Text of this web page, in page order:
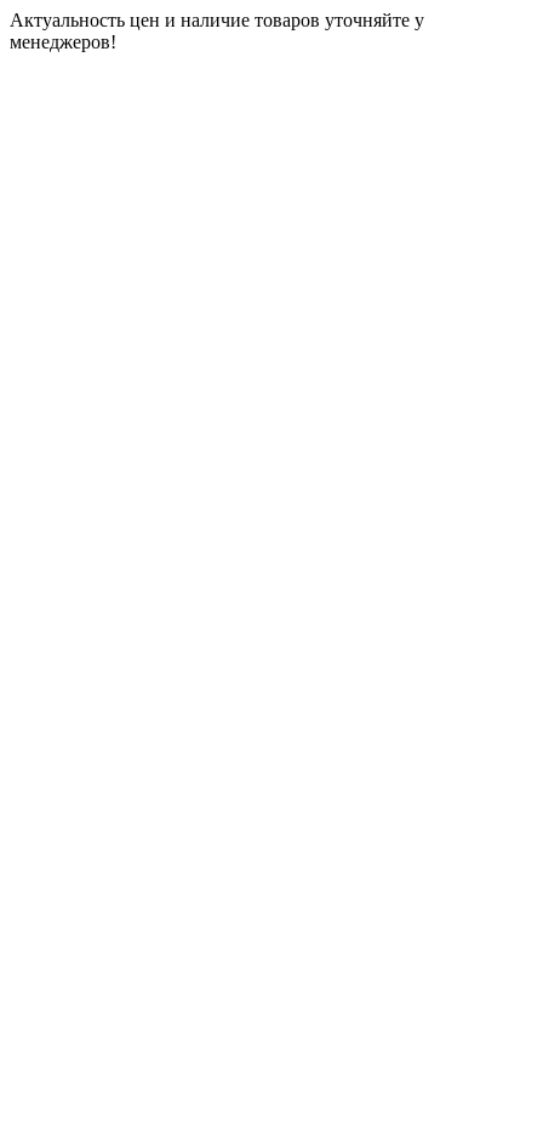
Актуальность цен и наличие товаров уточняйте у
менеджеров!